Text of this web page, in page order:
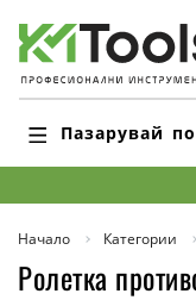
Пазарувай
Начало Категории
Ролетка